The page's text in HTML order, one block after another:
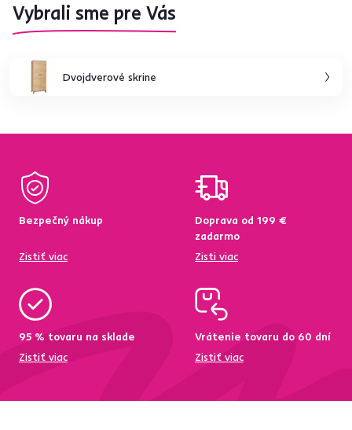
Vybrali sme pre Vás
Dvojdverové skrine
Bezpečný nákup
Zistiť viac
Doprava od 199 €
zadarmo
Zisti viac
95 % tovaru na sklade
Zistiť viac
Vrátenie tovaru do 60 dní
Zistiť viac